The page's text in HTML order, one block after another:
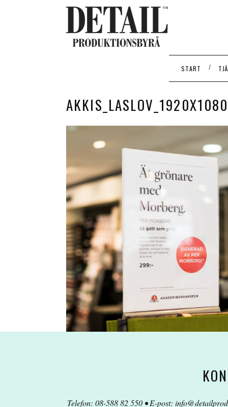
START /
Telefon: 08-588 82 550 • E-post: